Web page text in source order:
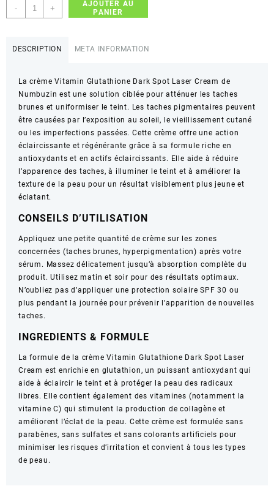
-
quantité
de
Dark
Spot
Laser
Cream
–
Atténue
les
taches
brunes
–
ml
+
AJOUTER AU
PANIER
DESCRIPTION META INFORMATION
La crème Vitamin Glutathione Dark Spot Laser Cream de
Numbuzin est une solution ciblée pour atténuer les taches
brunes et uniformiser le teint. Les taches pigmentaires peuvent
être causées par l’exposition au soleil, le vieillissement cutané
ou les imperfections passées. Cette crème offre une action
éclaircissante et régénérante grâce à sa formule riche en
antioxydants et en actifs éclaircissants. Elle aide à réduire
l’apparence des taches, à illuminer le teint et à améliorer la
texture de la peau pour un résultat visiblement plus jeune et
éclatant.
CONSEILS D’UTILISATION
Appliquez une petite quantité de crème sur les zones
concernées (taches brunes, hyperpigmentation) après votre
sérum. Massez délicatement jusqu’à absorption complète du
produit. Utilisez matin et soir pour des résultats optimaux.
N’oubliez pas d’appliquer une protection solaire SPF 30 ou
plus pendant la journée pour prévenir l’apparition de nouvelles
taches.
INGREDIENTS & FORMULE
La formule de la crème Vitamin Glutathione Dark Spot Laser
Cream est enrichie en glutathion, un puissant antioxydant qui
aide à éclaircir le teint et à protéger la peau des radicaux
libres. Elle contient également des vitamines (notamment la
vitamine C) qui stimulent la production de collagène et
améliorent l’éclat de la peau. Cette crème est formulée sans
parabènes, sans sulfates et sans colorants artificiels pour
minimiser les risques d’irritation et convient à tous les types
de peau.